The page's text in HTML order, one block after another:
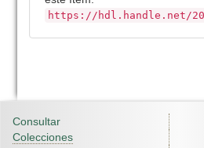
https://hdl.handle.net/
Consultar
Colecciones